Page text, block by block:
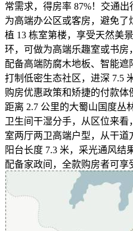
常需求，得房率 87%！交通
为高端办公区或客房，避免
植 13 栋室第楼，享受天然美
环，可做为高端乐趣室或书房
配备高端防腐木地板、智能遮
打制低密生态社区，进深 7.5
购房优惠政策和矫捷的付款体
距离 2.7 公里的大蜀山国度丛
卫生间干湿分手，从区位来看
室两厅两卫高端户型，从干道
阳台长度 7.3 米，采光通风结
配备家政间，全款购房者可享